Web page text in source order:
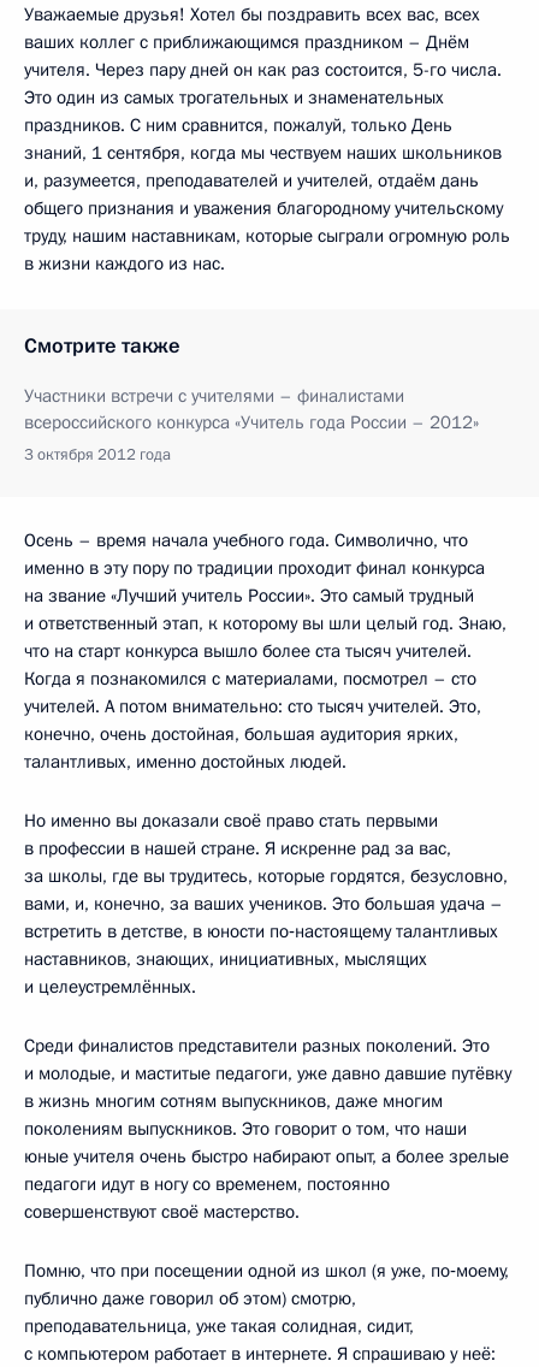
Уважаемые друзья! Хотел бы поздравить всех вас, всех
ваших коллег с приближающимся праздником – Днём
учителя. Через пару дней он как раз состоится, 5-го числа.
Это один из самых трогательных и знаменательных
праздников. С ним сравнится, пожалуй, только День
знаний, 1 сентября, когда мы чествуем наших школьников
и, разумеется, преподавателей и учителей, отдаём дань
общего признания и уважения благородному учительскому
труду, нашим наставникам, которые сыграли огромную роль
в жизни каждого из нас.
Смотрите также
Участники встречи с учителями – финалистами
всероссийского конкурса «Учитель года России – 2012»
3 октября 2012 года
Осень – время начала учебного года. Символично, что
именно в эту пору по традиции проходит финал конкурса
на звание «Лучший учитель России». Это самый трудный
и ответственный этап, к которому вы шли целый год. Знаю,
что на старт конкурса вышло более ста тысяч учителей.
Когда я познакомился с материалами, посмотрел – сто
учителей. А потом внимательно: сто тысяч учителей. Это,
конечно, очень достойная, большая аудитория ярких,
талантливых, именно достойных людей.
Но именно вы доказали своё право стать первыми
в профессии в нашей стране. Я искренне рад за вас,
за школы, где вы трудитесь, которые гордятся, безусловно,
вами, и, конечно, за ваших учеников. Это большая удача –
встретить в детстве, в юности по‑настоящему талантливых
наставников, знающих, инициативных, мыслящих
и целеустремлённых.
Среди финалистов представители разных поколений. Это
и молодые, и маститые педагоги, уже давно давшие путёвку
в жизнь многим сотням выпускников, даже многим
поколениям выпускников. Это говорит о том, что наши
юные учителя очень быстро набирают опыт, а более зрелые
педагоги идут в ногу со временем, постоянно
совершенствуют своё мастерство.
Помню, что при посещении одной из школ (я уже, по‑моему,
публично даже говорил об этом) смотрю,
преподавательница, уже такая солидная, сидит,
с компьютером работает в интернете. Я спрашиваю у неё: